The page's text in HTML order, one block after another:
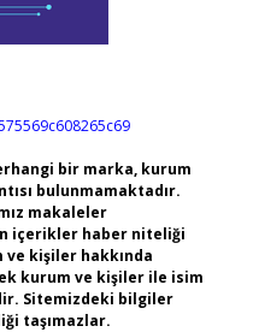
bir marka, kurum
bulunmamaktadır.
makaleler
içerikler haber niteliği
kişiler hakkında
kurum ve kişiler ile isim
Sitemizdeki bilgiler
taşımazlar.